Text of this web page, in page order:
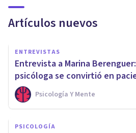
Artículos nuevos
ENTREVISTAS
Entrevista a Marina
psicóloga se convirtió en
Psicología Y Mente
PSICOLOGÍA